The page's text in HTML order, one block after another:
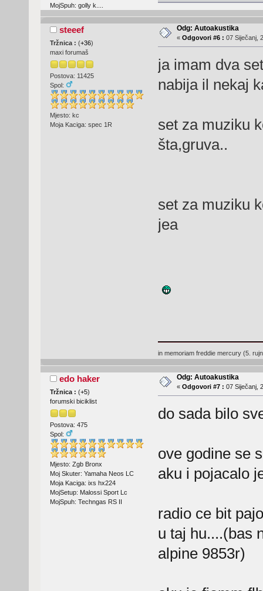
MojSpuh: golly k....
steeef
Tržnica : (+36)
maxi forumaš
Postova: 11425
Spol:
Mjesto: kc
Moja Kaciga: spec 1R
Odg: Autoakustika
« Odgovori #6 : 07 Siječanj,
ja imam dva
nabija il nekaj
set za muziku
šta,gruva..
set za muziku
jea
in memoriam freddie mercury (5.
edo haker
Tržnica : (+5)
forumski biciklist
Postova: 475
Spol:
Mjesto: Zgb Bronx
Moj Skuter: Yamaha Neos LC
Moja Kaciga: ixs hx224
MojSetup: Malossi Sport Lc
MojSpuh: Techngas RS II
Odg: Autoakustika
« Odgovori #7 : 07 Siječanj,
do sada bilo
ove godine se
aku i pojacalo
radio ce bit
u taj hu....(bas
alpine 9853r)